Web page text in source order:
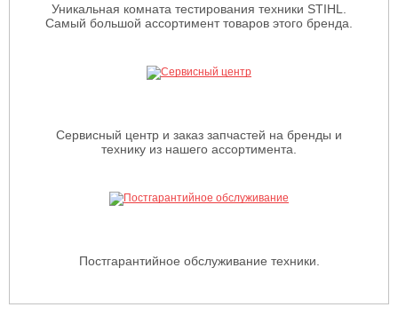
Уникальная комната тестирования техники STIHL.
Самый большой ассортимент товаров этого бренда.
Сервисный центр и заказ запчастей на бренды и
технику из нашего ассортимента.
Постгарантийное обслуживание техники.